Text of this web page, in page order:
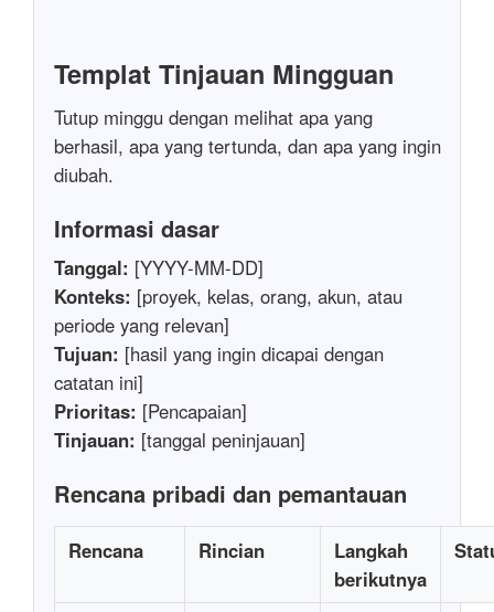
Templat Tinjauan Mingguan
Tutup minggu dengan melihat apa yang
berhasil, apa yang tertunda, dan apa yang ingin
diubah.
Informasi dasar
Tanggal: [YYYY-MM-DD]
Konteks: [proyek, kelas, orang, akun, atau
periode yang relevan]
Tujuan: [hasil yang ingin dicapai dengan
catatan ini]
Prioritas: [Pencapaian]
Tinjauan: [tanggal peninjauan]
Rencana pribadi dan pemantauan
Rencana Rincian
Langkah
berikutnya